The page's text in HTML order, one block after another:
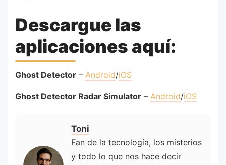
Descargue las
aplicaciones aquí:
Ghost Detector – Android/iOS
Ghost Detector Radar Simulator – Android/iOS
Toni
Fan de la tecnología, los misterios
y todo lo que nos hace decir